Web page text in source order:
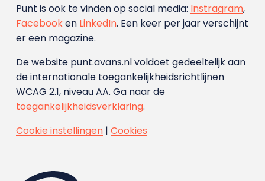
Punt is ook te vinden op social media: Instragram,
Facebooken LinkedIn. Een keer per jaar verschijnt
er een magazine.
De website punt.avans.nl voldoet gedeeltelijk aan
de internationale toegankelijkheidsrichtlijnen
WCAG 2.1, niveau AA. Ga naar de
toegankelijkheidsverklaring.
Cookie instellingen| Cookies